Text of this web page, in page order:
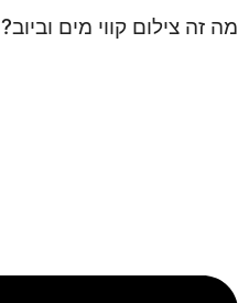
מה זה צילום קווי מים וביוב?